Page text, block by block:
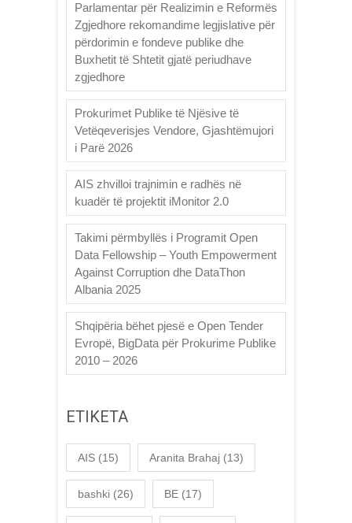
Parlamentar për Realizimin e Reformës
Zgjedhore rekomandime legjislative për
përdorimin e fondeve publike dhe
Buxhetit të Shtetit gjatë periudhave
zgjedhore
Prokurimet Publike të Njësive të
Vetëqeverisjes Vendore, Gjashtëmujori
i Parë 2026
AIS zhvilloi trajnimin e radhës në
kuadër të projektit iMonitor 2.0
Takimi përmbyllës i Programit Open
Data Fellowship – Youth Empowerment
Against Corruption dhe DataThon
Albania 2025
Shqipëria bëhet pjesë e Open Tender
Evropë, BigData për Prokurime Publike
2010 – 2026
ETIKETA
AIS (15) Aranita Brahaj (13)
bashki (26) BE (17)